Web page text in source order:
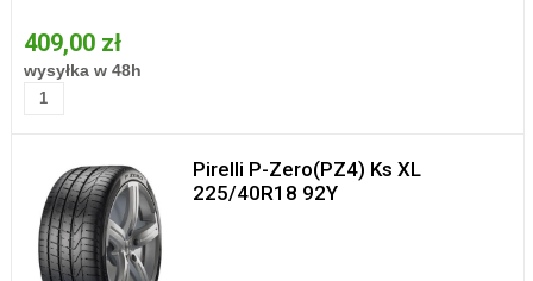
409,00 zł
wysyłka w 48h
Pirelli P-Zero(PZ4) Ks XL
225/40R18 92Y